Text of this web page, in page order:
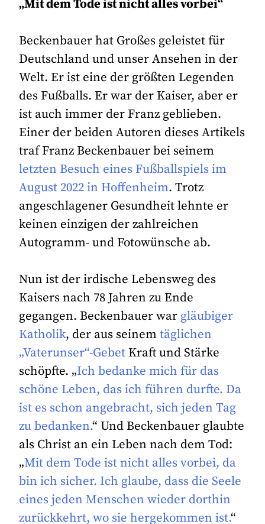
„Mit dem Tode ist nicht alles vorbei“
Beckenbauer hat Großes geleistet für
Deutschland und unser Ansehen in der
Welt. Er ist eine der größten Legenden
des Fußballs. Er war der Kaiser, aber er
ist auch immer der Franz geblieben.
Einer der beiden Autoren dieses Artikels
traf Franz Beckenbauer bei seinem
letzten Besuch eines Fußballspiels im
August 2022 in Hoffenheim. Trotz
angeschlagener Gesundheit lehnte er
keinen einzigen der zahlreichen
Autogramm- und Fotowünsche ab.
Nun ist der irdische Lebensweg des
Kaisers nach 78 Jahren zu Ende
gegangen. Beckenbauer war gläubiger
Katholik, der aus seinemtäglichen
„Vaterunser“-Gebet Kraft und Stärke
schöpfte. „Ich bedanke mich für das
schöne Leben, das ich führen durfte. Da
ist es schon angebracht, sich jeden Tag
zu bedanken.“ Und Beckenbauer glaubte
als Christ an ein Leben nach dem Tod:
„Mit dem Tode ist nicht alles vorbei, da
bin ich sicher. Ich glaube, dass die Seele
eines jeden Menschen wieder dorthin
zurückkehrt, wo sie hergekommen ist.“